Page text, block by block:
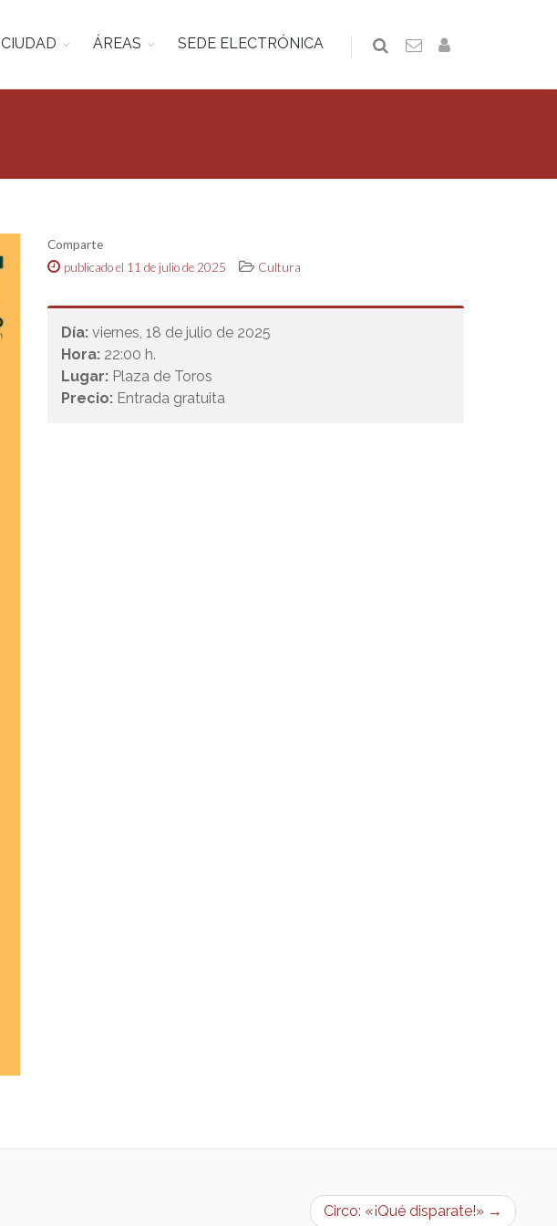
CIUDAD ÁREAS SEDE ELECTRÓNICA
Comparte
publicado el 11 de julio de 2025
Cultura
Día: viernes, 18 de julio de 2025
Hora: 22:00 h.
Lugar: Plaza de Toros
Precio: Entrada gratuita
Circo: «¡Qué disparate!» →